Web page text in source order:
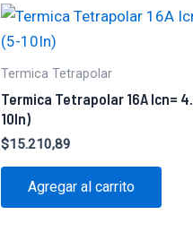
Termica Tetrapolar
Termica Tetrapolar 16A Icn=
10In)
$15.210,89
Agregar al carrito